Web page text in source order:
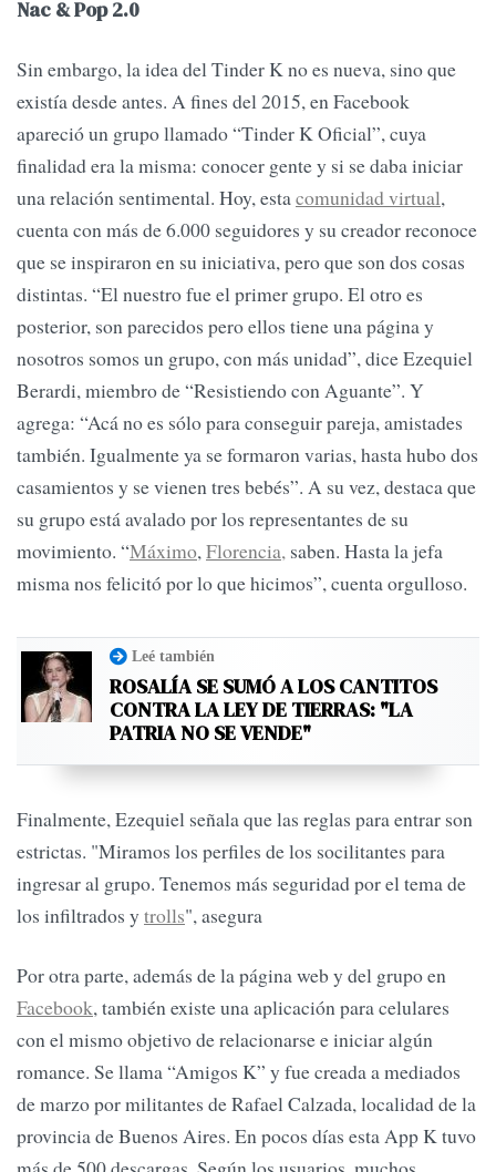
Nac & Pop 2.0
Sin embargo, la idea del Tinder K no es nueva, sino que
existía desde antes. A fines del 2015, en Facebook
apareció un grupo llamado “Tinder K Oficial”, cuya
finalidad era la misma: conocer gente y si se daba iniciar
una relación sentimental. Hoy, estacomunidad virtual,
cuenta con más de 6.000 seguidores y su creador reconoce
que se inspiraron en su iniciativa, pero que son dos cosas
distintas. “El nuestro fue el primer grupo. El otro es
posterior, son parecidos pero ellos tiene una página y
nosotros somos un grupo, con más unidad”, dice Ezequiel
Berardi, miembro de “Resistiendo con Aguante”. Y
agrega: “Acá no es sólo para conseguir pareja, amistades
también. Igualmente ya se formaron varias, hasta hubo dos
casamientos y se vienen tres bebés”. A su vez, destaca que
su grupo está avalado por los representantes de su
movimiento. “Máximo,Florencia, saben. Hasta la jefa
misma nos felicitó por lo que hicimos”, cuenta orgulloso.
Leé también
ROSALÍA SE SUMÓ A LOS CANTITOS
CONTRA LA LEY DE TIERRAS: "LA
PATRIA NO SE VENDE"
Finalmente, Ezequiel señala que las reglas para entrar son
estrictas. "Miramos los perfiles de los socilitantes para
ingresar al grupo. Tenemos más seguridad por el tema de
los infiltrados y trolls", asegura
Por otra parte, además de la página web y del grupo en
Facebook, también existe una aplicación para celulares
con el mismo objetivo de relacionarse e iniciar algún
romance. Se llama “Amigos K” y fue creada a mediados
de marzo por militantes de Rafael Calzada, localidad de la
provincia de Buenos Aires. En pocos días esta App K tuvo